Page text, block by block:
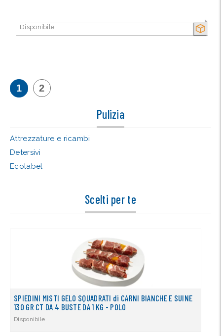
SECCO
Disponibile
1 2
Pulizia
Attrezzature e ricambi
Detersivi
Ecolabel
Scelti per te
SPIEDINI MISTI GELO SQUADRATI di CARNI BIANCHE E SUINE
130 GR CT DA 4 BUSTE DA 1 KG - POLO
Disponibile